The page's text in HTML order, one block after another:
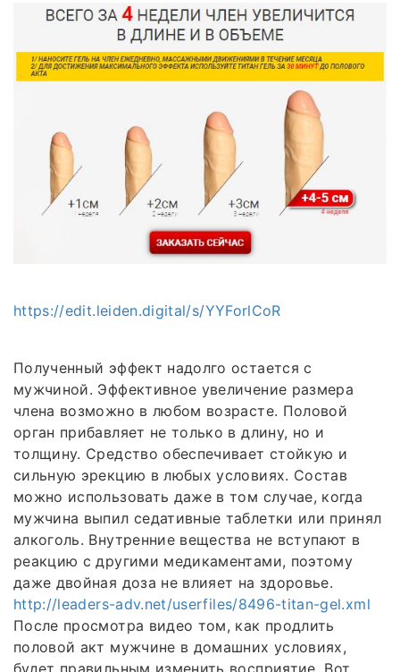
https://edit.leiden.digital/s/YYForlCoR
Полученный эффект надолго остается с
мужчиной. Эффективное увеличение размера
члена возможно в любом возрасте. Половой
орган прибавляет не только в длину, но и
толщину. Средство обеспечивает стойкую и
сильную эрекцию в любых условиях. Состав
можно использовать даже в том случае, когда
мужчина выпил седативные таблетки или принял
алкоголь. Внутренние вещества не вступают в
реакцию с другими медикаментами, поэтому
даже двойная доза не влияет на здоровье.
http://leaders-adv.net/userfiles/8496-titan-gel.xml
После просмотра видео том, как продлить
половой акт мужчине в домашних условиях,
будет правильным изменить восприятие. Вот